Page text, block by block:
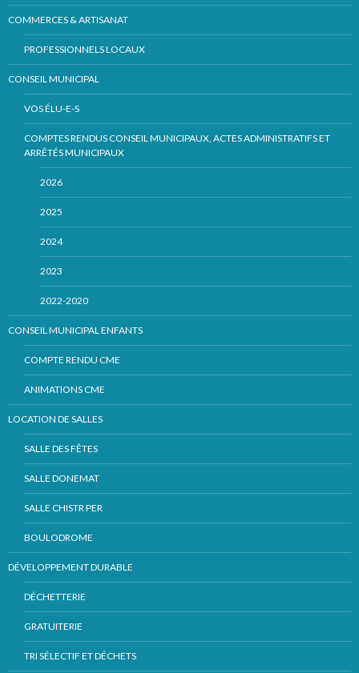
COMMERCES & ARTISANAT
PROFESSIONNELS LOCAUX
CONSEIL MUNICIPAL
VOS ÉLU-E-S
COMPTES RENDUS CONSEIL MUNICIPAUX, ACTES ADMINISTRATIFS ET
ARRÊTÉS MUNICIPAUX
2026
2025
2024
2023
2022-2020
CONSEIL MUNICIPAL ENFANTS
COMPTE RENDU CME
ANIMATIONS CME
LOCATION DE SALLES
SALLE DES FÊTES
SALLE DONEMAT
SALLE CHISTR PER
BOULODROME
DÉVELOPPEMENT DURABLE
DÉCHETTERIE
GRATUITERIE
TRI SÉLECTIF ET DÉCHETS